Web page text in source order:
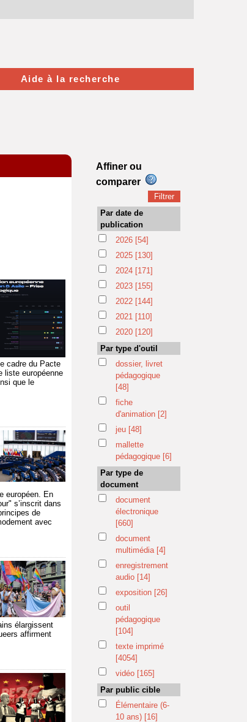
cadre du Pacte
liste européenne
que le
européen. En
s’inscrit dans
de
avec
élargissent
affirment
Aide à la recherche
Affiner ou
comparer
Par date de
publication
2026 [54]
2025 [130]
2024 [171]
2023 [155]
2022 [144]
2021 [110]
2020 [120]
Par type d'outil
dossier, livret
pédagogique
[48]
fiche
d'animation [2]
jeu [48]
mallette
pédagogique [6]
Par type de
document
document
électronique
[660]
document
multimédia [4]
enregistrement
audio [14]
exposition [26]
outil
pédagogique
[104]
texte imprimé
[4054]
vidéo [165]
Par public cible
Élémentaire (6-
10 ans) [16]